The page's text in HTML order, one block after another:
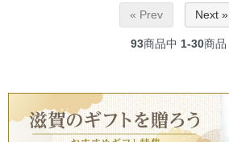
« Prev Next »
93商品中 1-30商品